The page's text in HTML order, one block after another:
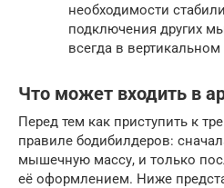
необходимости
подключения других
всегда в
Что может входить в
Перед тем как приступить к
правиле бодибилдеров:
мышечную массу, и только
её оформлением. Ниже